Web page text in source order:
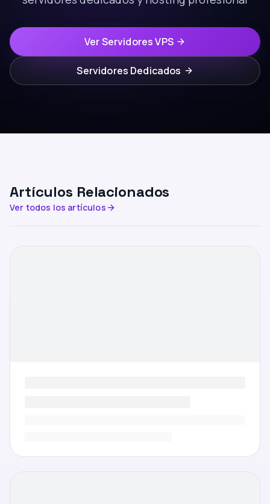
Ver Servidores VPS
Servidores Dedicados
Artículos Relacionados
Ver todos los artículos